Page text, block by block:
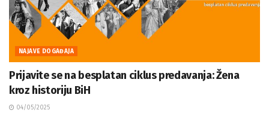
NAJAVE DOGAĐAJA
Prijavite se na besplatan ciklus predavanja: Žena
kroz historiju BiH
04/05/2025